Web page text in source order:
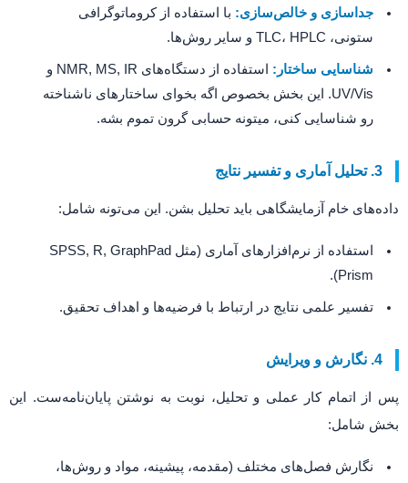
جداسازی و خالص‌سازی: با استفاده از کروماتوگرافی
ستونی، TLC، HPLC و سایر روش‌ها.
شناسایی ساختار:
استفاده از دستگاه‌های NMR, MS, IR و
UV/Vis. این بخش بخصوص اگه بخوای ساختارهای ناشناخته
رو شناسایی کنی، میتونه حسابی گرون تموم بشه.
3. تحلیل آماری و تفسیر نتایج
داده‌های خام آزمایشگاهی باید تحلیل بشن. این می‌تونه شامل:
استفاده از نرم‌افزارهای آماری (مثل SPSS, R, GraphPad
Prism).
تفسیر علمی نتایج در ارتباط با فرضیه‌ها و اهداف تحقیق.
4. نگارش و ویرایش
پس از اتمام کار عملی و تحلیل، نوبت به نوشتن پایان‌نامه‌ست. این
بخش شامل:
نگارش فصل‌های مختلف (مقدمه، پیشینه، مواد و روش‌ها،